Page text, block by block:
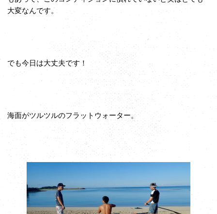
大変なんです。
でも今日は大丈夫です！
海面がツルツルのフラットウォーター。